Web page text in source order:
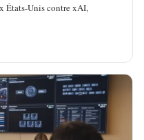
États-Unis contre xAI,